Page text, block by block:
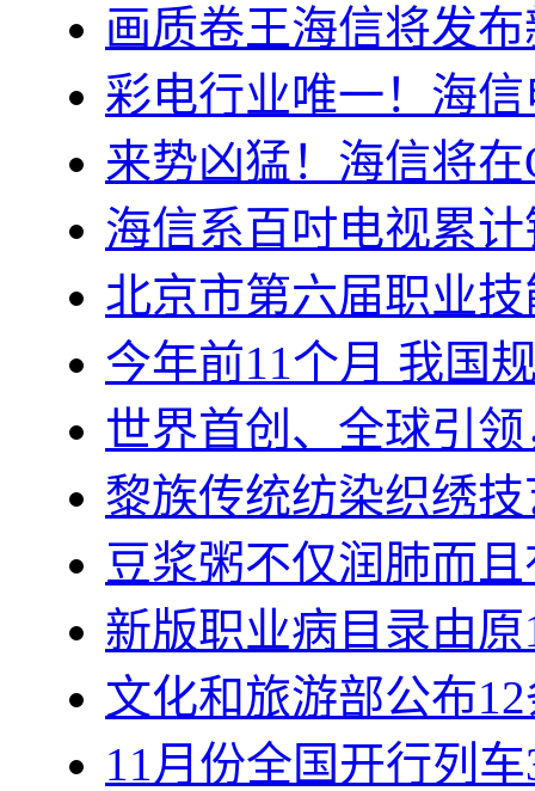
画质卷王海信将发
彩电行业唯一！海
来势凶猛！海信将
海信系百吋电视累
北京市第六届职业
今年前11个月 我国
世界首创、全球引
黎族传统纺染织绣
豆浆粥不仅润肺而
新版职业病目录由
文化和旅游部公布
11月份全国开行列